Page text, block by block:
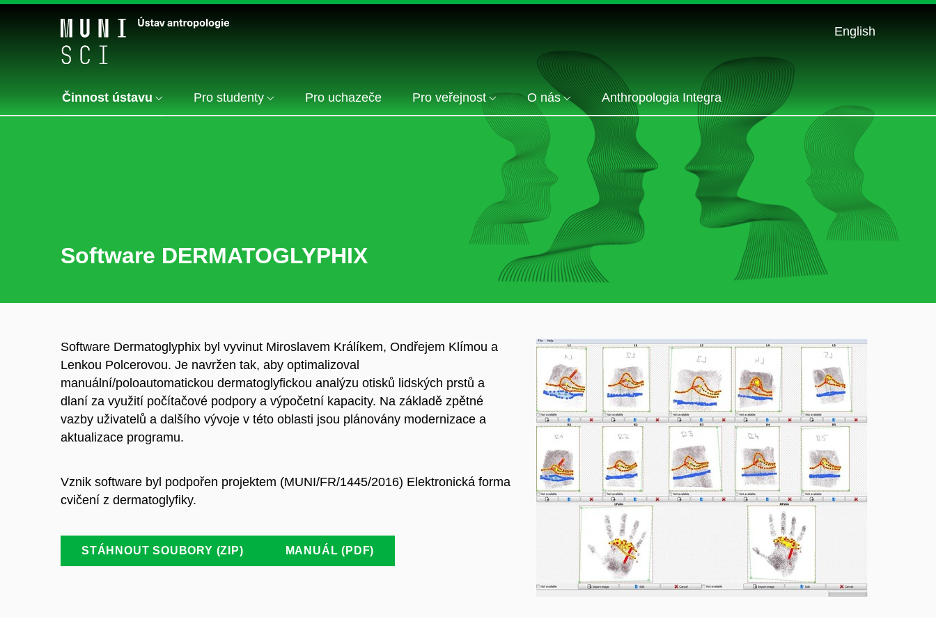
English
Činnost ústavu Pro studenty Pro uchazeče Pro veřejnost O nás Anthropologia Integra
Software DERMATOGLYPHIX
Software Dermatoglyphix byl vyvinut Miroslavem Králíkem, Ondřejem Klímou a
Lenkou Polcerovou. Je navržen tak, aby optimalizoval
manuální/poloautomatickou dermatoglyfickou analýzu otisků lidských prstů a
dlaní za využití počítačové podpory a výpočetní kapacity. Na základě zpětné
vazby uživatelů a dalšího vývoje v této oblasti jsou plánovány modernizace a
aktualizace programu.
Vznik software byl podpořen projektem (MUNI/FR/1445/2016) Elektronická forma
cvičení z dermatoglyfiky.
STÁHNOUT SOUBORY (ZIP) MANUÁL (PDF)